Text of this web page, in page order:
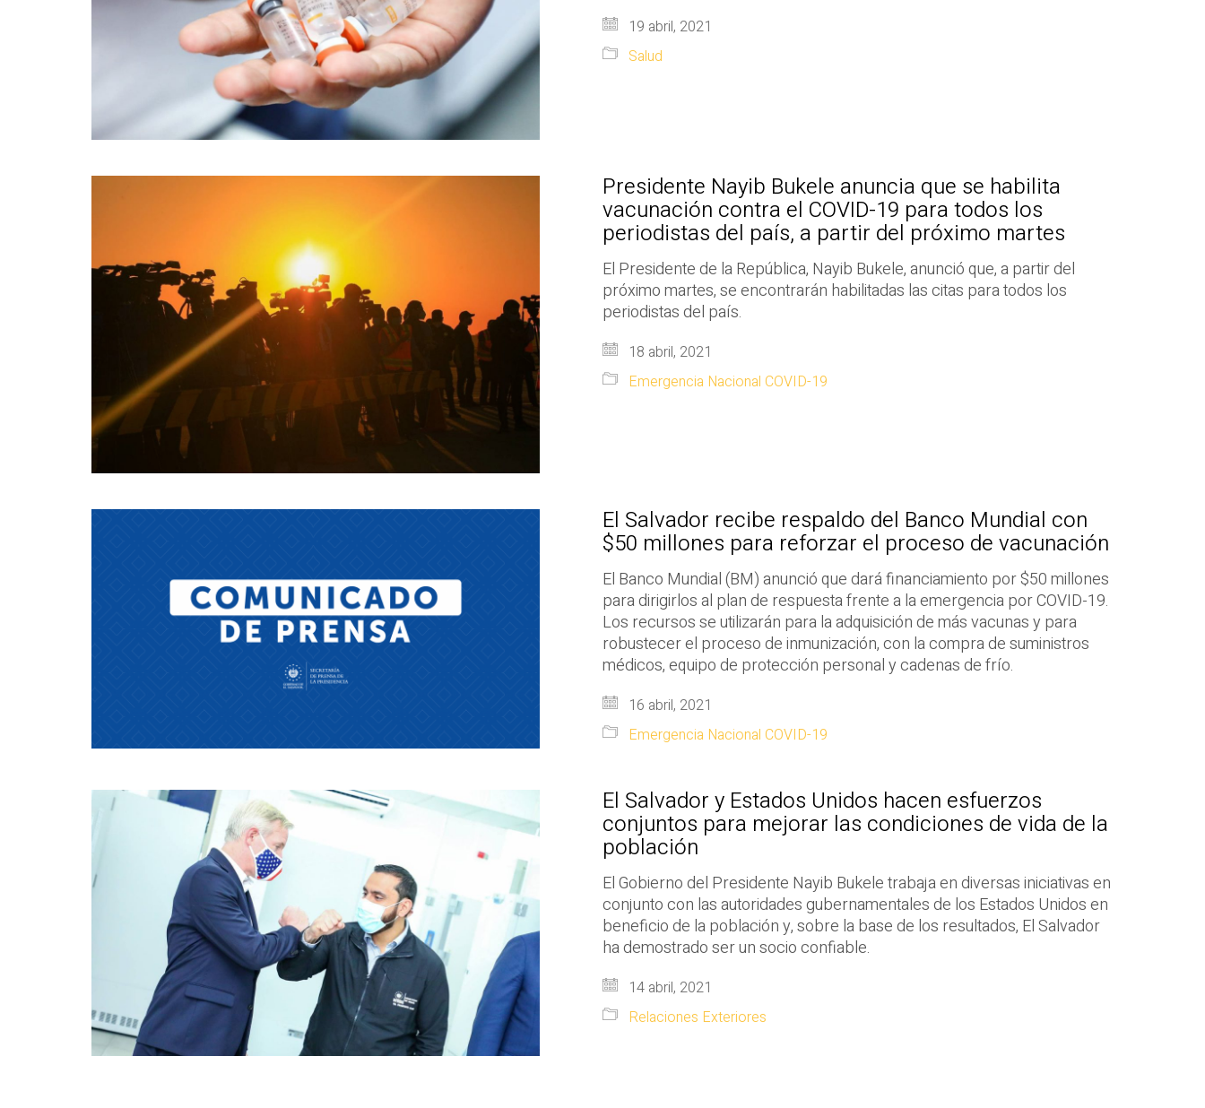
19 abril, 2021
Salud
Presidente Nayib Bukele anuncia que se habilita
vacunación contra el COVID-19 para todos los
periodistas del país, a partir del próximo martes
El Presidente de la República, Nayib Bukele, anunció que, a partir del
próximo martes, se encontrarán habilitadas las citas para todos los
periodistas del país.
18 abril, 2021
Emergencia Nacional COVID-19
El Salvador recibe respaldo del Banco Mundial con
$50 millones para reforzar el proceso de vacunación
El Banco Mundial (BM) anunció que dará financiamiento por $50 millones
para dirigirlos al plan de respuesta frente a la emergencia por COVID-19.
Los recursos se utilizarán para la adquisición de más vacunas y para
robustecer el proceso de inmunización, con la compra de suministros
médicos, equipo de protección personal y cadenas de frío.
16 abril, 2021
Emergencia Nacional COVID-19
El Salvador y Estados Unidos hacen esfuerzos
conjuntos para mejorar las condiciones de vida de la
población
El Gobierno del Presidente Nayib Bukele trabaja en diversas iniciativas en
conjunto con las autoridades gubernamentales de los Estados Unidos en
beneficio de la población y, sobre la base de los resultados, El Salvador
ha demostrado ser un socio confiable.
14 abril, 2021
Relaciones Exteriores